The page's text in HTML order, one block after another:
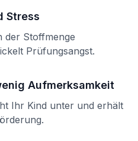
Stress
der Stoffmenge
Prüfungsangst.
Aufmerksamkeit
Ihr Kind unter und erhält